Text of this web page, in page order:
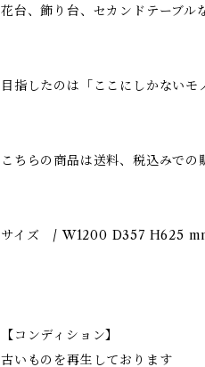
花台、飾り台、セカンドテーブル
目指したのは「ここにしかないモ
こちらの商品は送料、税込みでの
サイズ / W1200 D357 H625
【コンディション】
古いものを再生しております